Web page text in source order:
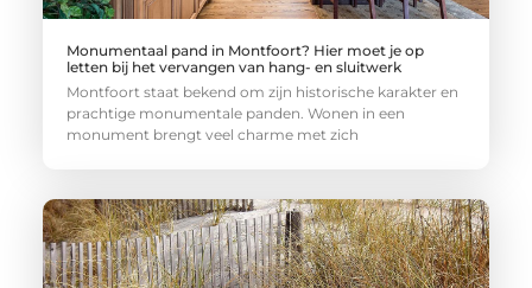
Monumentaal pand in Montfoort? Hier moet je op
letten bij het vervangen van hang- en sluitwerk
Montfoort staat bekend om zijn historische karakter en
prachtige monumentale panden. Wonen in een
monument brengt veel charme met zich